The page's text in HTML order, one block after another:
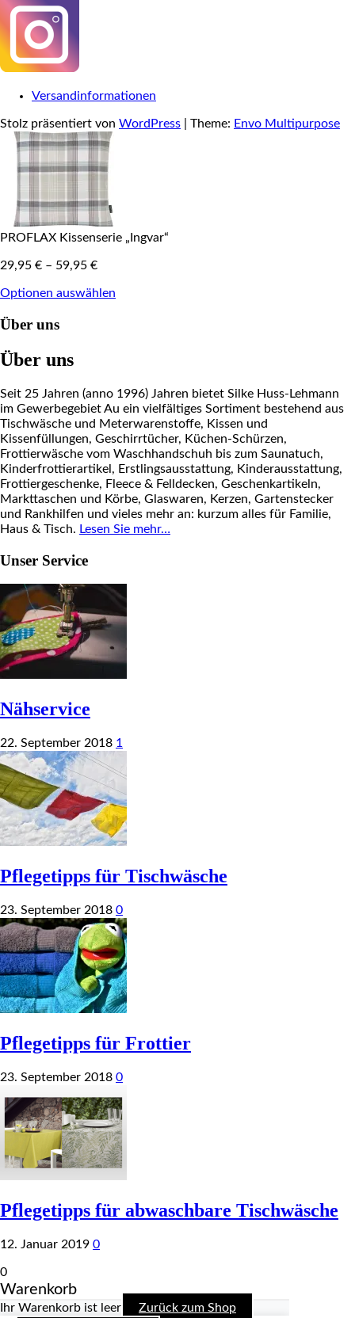
Versandinformationen
Stolz präsentiert von WordPress Theme: Envo Multipurpose
PROFLAX Kissenserie „Ingvar“
29,95 € – 59,95 €
Optionen auswählen
Über uns
Über uns
Seit 25 Jahren (anno 1996) Jahren bietet Silke Huss-Lehmann
im Gewerbegebiet Au ein vielfältiges Sortiment bestehend aus
Tischwäsche und Meterwarenstoffe, Kissen und
Kissenfüllungen, Geschirrtücher, Küchen-Schürzen,
Frottierwäsche vom Waschhandschuh bis zum Saunatuch,
Kinderfrottierartikel, Erstlingsausstattung, Kinderausstattung,
Frottiergeschenke, Fleece & Felldecken, Geschenkartikeln,
Markttaschen und Körbe, Glaswaren, Kerzen, Gartenstecker
und Rankhilfen und vieles mehr an: kurzum alles für Familie,
Haus & Tisch. Lesen Sie mehr…
Unser Service
Nähservice
22. September 2018 1
Pflegetipps für Tischwäsche
23. September 2018 0
Pflegetipps für Frottier
23. September 2018 0
Pflegetipps für abwaschbare Tischwäsche
12. Januar 2019 0
0
Warenkorb
Ihr Warenkorb ist leer Zurück zum Shop